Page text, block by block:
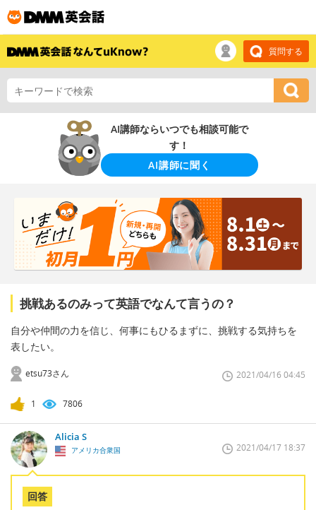
質問する
AI講師ならいつでも相談可能で
す！
AI講師に聞く
挑戦あるのみって英語でなんて言うの？
自分や仲間の力を信じ、何事にもひるまずに、挑戦する気持ちを
表したい。
etsu73さん 2021/04/16 04:45
1 7806
Alicia S
アメリカ合衆国 2021/04/17 18:37
回答